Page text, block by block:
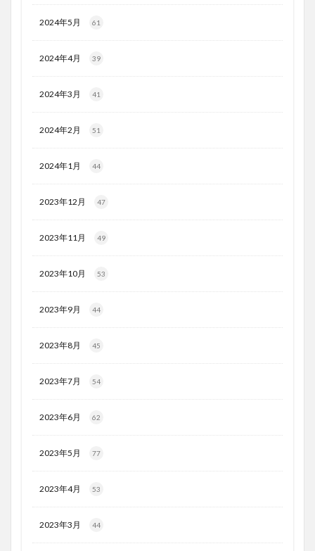
2024年5月 61
2024年4月 39
2024年3月 41
2024年2月 51
2024年1月 44
2023年12月 47
2023年11月 49
2023年10月 53
2023年9月 44
2023年8月 45
2023年7月 54
2023年6月 62
2023年5月 77
2023年4月 53
2023年3月 44